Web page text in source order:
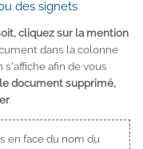
des signets
cliquez sur la mention
dans la colonne
afin de vous
document supprimé,
.
en face du nom du